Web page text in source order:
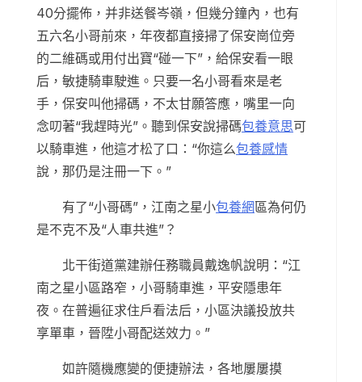
40分擺佈，并非送餐岑嶺，但幾分鐘內，也有
五六名小哥前來，年夜都直接掃了保安崗位旁
的二維碼或用付出寶“碰一下”，給保安看一眼
后，敏捷騎車駛進。只要一名小哥看來是老
手，保安叫他掃碼，不太甘願答應，嘴里一向
念叨著“我趕時光”。聽到保安說掃碼包養意思可
以騎車進，他這才松了口：“你這么包養感情
說，那仍是注冊一下。”
有了“小哥碼”，江南之星小包養網區為何仍
是不克不及“人車共進”？
北干街道黨建辦任務職員戴逸帆說明：“江
南之星小區路窄，小哥騎車進，平安隱患年
夜。在普遍征求住戶看法后，小區決議投放共
享單車，晉陞小哥配送效力。”
如許隨機應變的便捷辦法，各地屢屢摸